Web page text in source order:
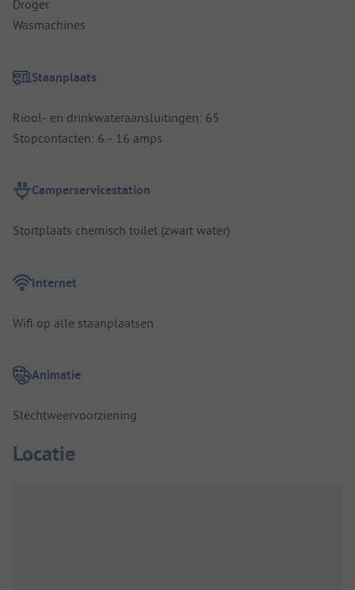
Droger
Wasmachines
Staanplaats
Riool- en drinkwateraansluitingen: 65
Stopcontacten: 6 - 16 amps
Camperservicestation
Stortplaats chemisch toilet (zwart water)
Internet
Wifi op alle staanplaatsen
Animatie
Slechtweervoorziening
Locatie